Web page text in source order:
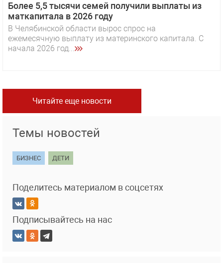
Более 5,5 тысячи семей получили выплаты из
маткапитала в 2026 году
В Челябинской области вырос спрос на
ежемесячную выплату из материнского капитала. С
начала 2026 год...
Читайте еще новости
Темы новостей
БИЗНЕС ДЕТИ
Поделитесь материалом в соцсетях
Подписывайтесь на нас